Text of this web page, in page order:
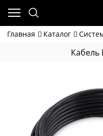
Главная Каталог
Кабель